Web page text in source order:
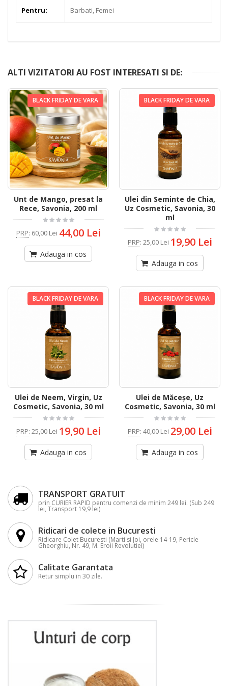
Pentru: Barbati, Femei
ALTI VIZITATORI AU FOST INTERESATI SI DE:
BLACK FRIDAY DE VARA
Unt de Mango, presat la
Rece, Savonia, 200 ml
PRP: 60,00 Lei 44,00 Lei
Adauga in cos
BLACK FRIDAY DE VARA
Ulei din Seminte de Chia,
Uz Cosmetic, Savonia, 30
ml
PRP: 25,00 Lei 19,90 Lei
Adauga in cos
BLACK FRIDAY DE VARA
Ulei de Neem, Virgin, Uz
Cosmetic, Savonia, 30 ml
PRP: 25,00 Lei 19,90 Lei
Adauga in cos
BLACK FRIDAY DE VARA
Ulei de Măceșe, Uz
Cosmetic, Savonia, 30 ml
PRP: 40,00 Lei 29,00 Lei
Adauga in cos
TRANSPORT GRATUIT
prin CURIER RAPID pentru comenzi de minim 249 lei. (Sub 249
lei, Transport 19,9 lei)
Ridicari de colete in Bucuresti
Ridicare Colet Bucuresti (Marti si Joi, orele 14-19, Pericle
Gheorghiu, Nr. 49, M. Eroii Revolutiei)
Calitate Garantata
Retur simplu in 30 zile.